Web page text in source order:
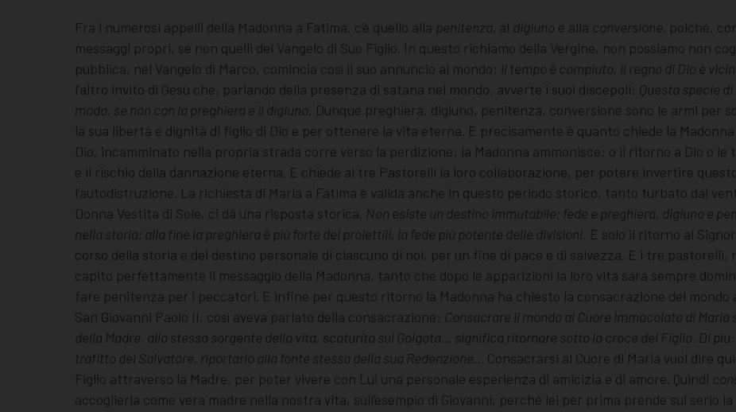
Fra i numerosi appelli della Madonna a Fatima, c’è quello alla penitenza, al digiuno e alla conversione, poiché,
messaggi propri, se non quelli del Vangelo di Suo Figlio. In questo richiamo della Vergine, non possiamo non
pubblica, nel Vangelo di Marco, comincia così il suo annuncio al mondo: Il tempo è compiuto, il regno di Dio è
l’altro invito di Gesù che, parlando della presenza di satana nel mondo, avverte i suoi discepoli: Questa specie
modo, se non con la preghiera e il digiuno. Dunque preghiera, digiuno, penitenza, conversione sono le armi per
la sua libertà e dignità di figlio di Dio e per ottenere la vita eterna. E precisamente è quanto chiede la
Dio, incamminato nella propria strada corre verso la perdizione; la Madonna ammonisce: o il ritorno a Dio o le
e il rischio della dannazione eterna. E chiede ai tre Pastorelli la loro collaborazione, per potere invertire
l’autodistruzione. La richiesta di Maria a Fatima è valida anche in questo periodo storico, tanto turbato dai
Donna Vestita di Sole, ci dà una risposta storica. Non esiste un destino immutabile; fede e preghiera, digiuno e
nella storia; alla fine la preghiera è più forte dei proiettili, la fede più potente delle divisioni. E solo il ritorno al
corso della storia e del destino personale di ciascuno di noi, per un fine di pace e di salvezza. E i tre
capito perfettamente il messaggio della Madonna, tanto che dopo le apparizioni la loro vita sarà sempre
fare penitenza per i peccatori. E infine per questo ritorno la Madonna ha chiesto la consacrazione del mondo
San Giovanni Paolo II, così aveva parlato della consacrazione: Consacrare il mondo al Cuore Immacolato di
della Madre, alla stessa sorgente della vita, scaturita sul Golgota… significa ritornare sotto la croce del Figlio. Di
trafitto del Salvatore, riportarlo alla fonte stessa della sua Redenzione… Consacrarsi al Cuore di Maria vuol dire
Figlio attraverso la Madre, per poter vivere con Lui una personale esperienza di amicizia e di amore. Quindi
accoglierla come vera madre nella nostra vita, sull’esempio di Giovanni, perché lei per prima prende sul serio